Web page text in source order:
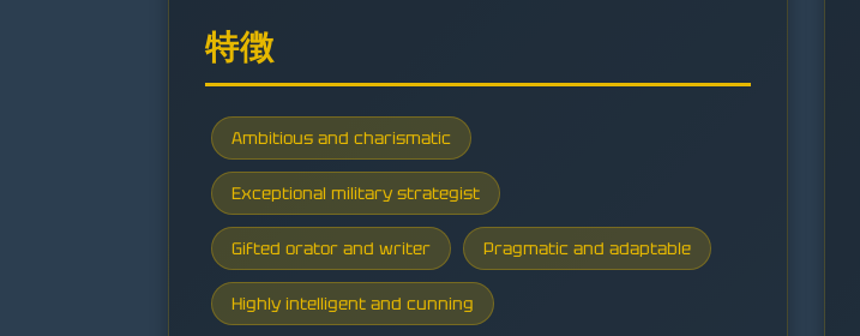
特徴
Ambitious and charismatic
Exceptional military strategist
Gifted orator and writer Pragmatic and adaptable
Highly intelligent and cunning